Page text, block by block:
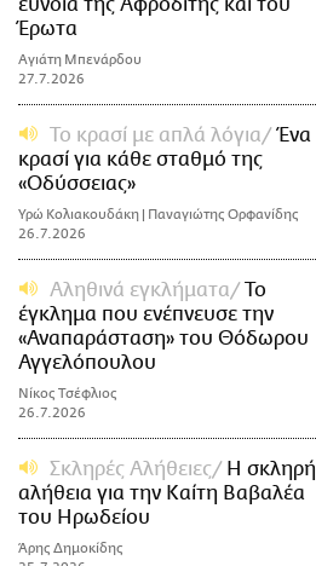
εύνοια της Αφροδίτης και του
Έρωτα
Αγιάτη Μπενάρδου
27.7.2026
Το κρασί με απλά λόγια
Ένα
κρασί για κάθε σταθμό της
«Οδύσσειας»
Υρώ Κολιακουδάκη | Παναγιώτης Ορφανίδης
26.7.2026
Αληθινά εγκλήματα
Το
έγκλημα που ενέπνευσε την
«Αναπαράσταση» του Θόδωρου
Αγγελόπουλου
Νίκος Τσέφλιος
26.7.2026
Σκληρές Αλήθειες
Η σκληρή
αλήθεια για την Καίτη Βαβαλέα
του Ηρωδείου
Άρης Δημοκίδης